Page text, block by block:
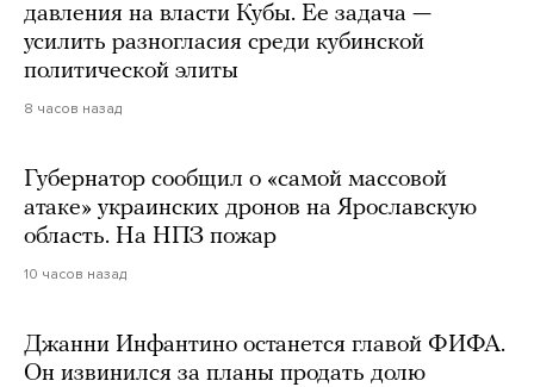
давления на власти Кубы. Ее задача —
усилить разногласия среди кубинской
политической элиты
8 часов назад
Губернатор сообщил о «самой массовой
атаке» украинских дронов на Ярославскую
область. На НПЗ пожар
10 часов назад
Джанни Инфантино останется главой ФИФА.
Он извинился за планы продать долю